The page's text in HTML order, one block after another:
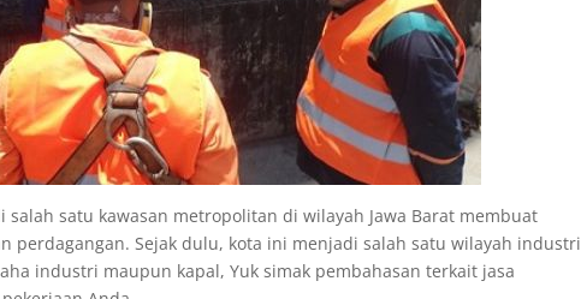
satu kawasan metropolitan di wilayah Jawa Barat membuat
perdagangan. Sejak dulu, kota ini menjadi salah satu wilayah industri
industri maupun kapal, Yuk simak pembahasan terkait jasa